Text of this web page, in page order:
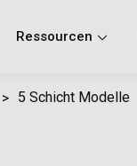
Ressourcen
5 Schicht Modelle